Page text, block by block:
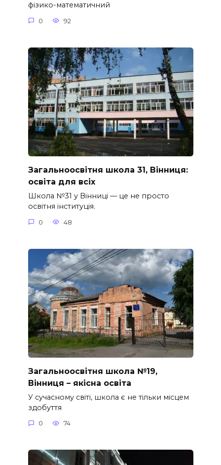
фізико-математичний
0 92
Загальноосвітня школа 31, Вінниця:
освіта для всіх
Школа №31 у Вінниці — це не просто
освітня інституція.
0 48
Загальноосвітня школа №19,
Вінниця – якісна освіта
У сучасному світі, школа є не тільки місцем
здобуття
0 74